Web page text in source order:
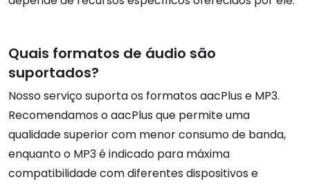
Quais formatos de áudio são
suportados?
Nosso serviço suporta os formatos aacPlus e MP3.
Recomendamos o aacPlus que permite uma
qualidade superior com menor consumo de banda,
enquanto o MP3 é indicado para máxima
compatibilidade com diferentes dispositivos e